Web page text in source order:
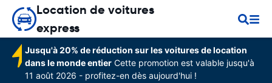
Location de voitures
express
Jusqu'à 20% de réduction sur les voitures de location
dans le monde entier Cette promotion est valable jusqu'à
11 août 2026 - profitez-en dès aujourd'hui !